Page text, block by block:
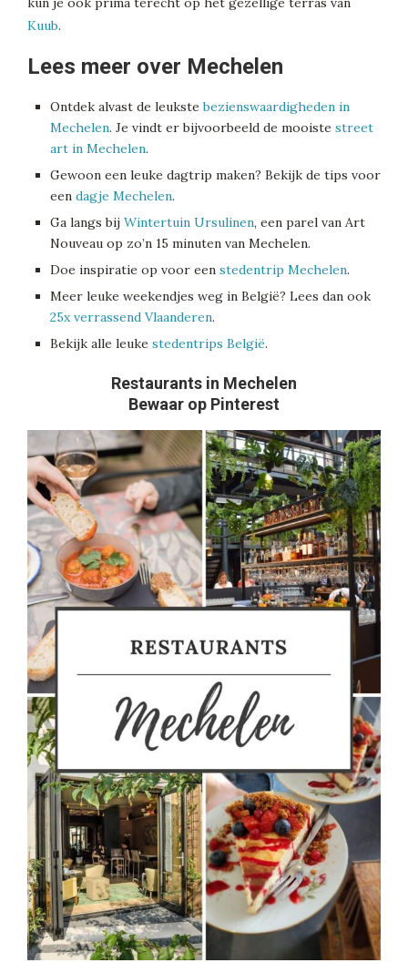
Kuub.
Lees meer over Mechelen
Ontdek alvast de leukstebezienswaardigheden in
Mechelen. Je vindt er bijvoorbeeld de mooiste street
art in Mechelen.
Gewoon een leuke dagtrip maken? Bekijk de tips voor
een dagje Mechelen.
Ga langs bij Wintertuin Ursulinen, een parel van Art
Nouveau op zo’n 15 minuten van Mechelen.
Doe inspiratie op voor een stedentrip Mechelen.
Meer leuke weekendjes weg in België? Lees dan ook
25x verrassend Vlaanderen.
Bekijk alle leuke stedentrips België.
Restaurants in Mechelen
Bewaar op Pinterest